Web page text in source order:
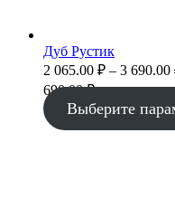
Дуб Рустик
2 065.00 ₽ – 3 690.00
690.00 ₽
Выберите